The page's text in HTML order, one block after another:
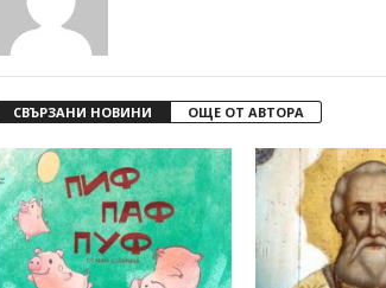
СВЪРЗАНИ НОВИНИ ОЩЕ ОТ АВТОРА